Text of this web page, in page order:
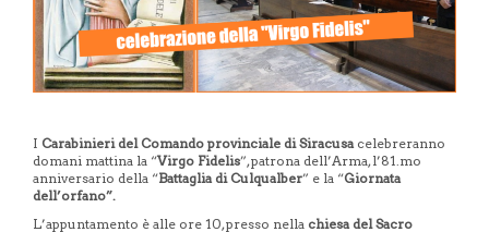
I Carabinieri del Comando provinciale di Siracusa celebreranno
domani mattina la “Virgo Fidelis”, patrona dell’Arma, l’81.mo
anniversario della “Battaglia di Culqualber” e la “Giornata
dell’orfano”.
L’appuntamento è alle ore 10, presso nella chiesa del Sacro